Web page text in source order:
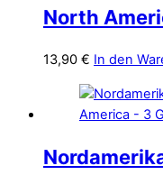
North
13,90 € In den